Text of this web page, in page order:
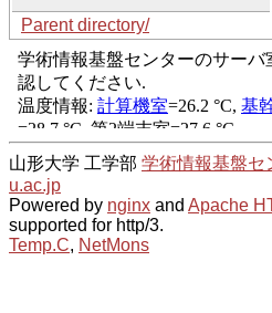
Parent directory/
山形大学 工学部 学術情報基盤セ
u.ac.jp
Powered by nginx and Apache
supported for http/3.
Temp.C, NetMons